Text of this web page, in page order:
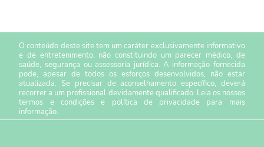
O conteúdo deste site tem um caráter exclusivamente informativo
e de entretenimento, não constituindo um parecer médico, de
saúde, segurança ou assessoria jurídica. A informação fornecida
pode, apesar de todos os esforços desenvolvidos, não estar
atualizada. Se precisar de aconselhamento específico, deverá
recorrer a um profissional devidamente qualificado. Leia os nossos
termos e condiçõese política de privacidade para mais
informação.